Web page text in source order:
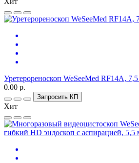
Уретерореноскоп WeSeeMed RF14A,
0.00 р.
Запросить КП
Хит